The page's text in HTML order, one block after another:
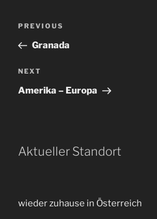
Previous
Post
PREVIOUS
Granada
Next
Post
NEXT
Amerika – Europa
Aktueller Standort
wieder zuhause in Österreich